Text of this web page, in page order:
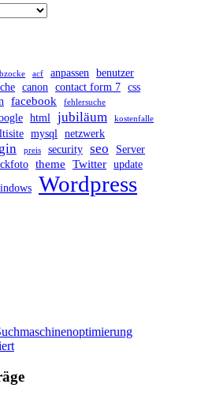
acf anpassen
benutzer
canon contact form 7 css
facebook fehlersuche
html jubiläum kostenfalle
mysql netzwerk
preis security seo Server
theme Twitter update
Wordpress